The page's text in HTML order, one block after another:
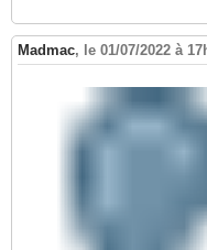
Madmac, le 01/07/2022 à